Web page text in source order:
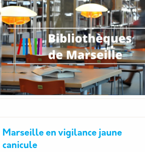
Marseille en vigilance jaune
canicule